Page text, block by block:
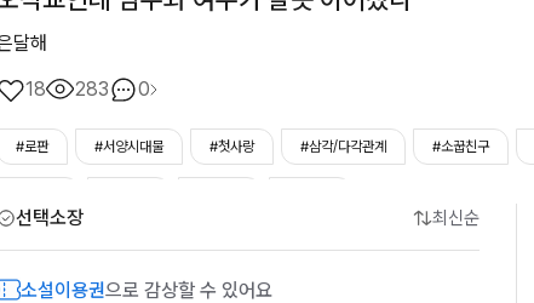
달해
18
283 0
#로판 #서양시대물 #첫사랑 #삼각/다각관계 #소꿉친구
선택소장 최신순
소설이용권으로 감상할 수 있어요